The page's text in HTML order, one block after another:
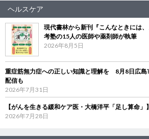
ヘルスケア
現代書林から新刊『こんなときには
考塾の15人の医師や薬剤師が執筆
2026年8月5日
重症筋無力症への正しい知識と理解を 8月8日広島
配信も
2026年7月31日
【がんを生きる緩和ケア医・大橋洋平「足し算命」
2026年7月28日